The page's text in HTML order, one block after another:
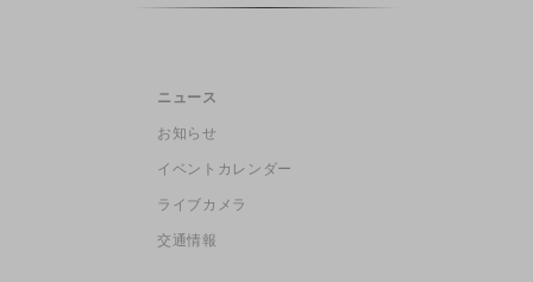
ニュース
お知らせ
イベントカレンダー
ライブカメラ
交通情報